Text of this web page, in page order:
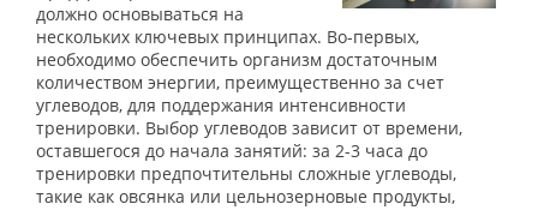
должно основываться на
нескольких ключевых принципах. Во-первых,
необходимо обеспечить организм достаточным
количеством энергии, преимущественно за счет
углеводов, для поддержания интенсивности
тренировки. Выбор углеводов зависит от времени,
оставшегося до начала занятий: за 2-3 часа до
тренировки предпочтительны сложные углеводы,
такие как овсянка или цельнозерновые продукты,